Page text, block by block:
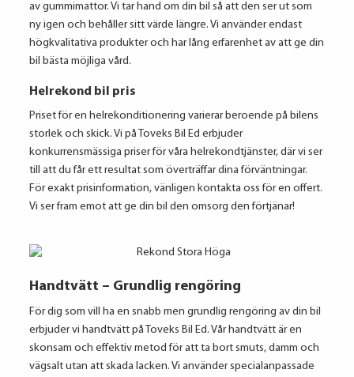
av gummimattor. Vi tar hand om din bil så att den ser ut som
ny igen och behåller sitt värde längre. Vi använder endast
högkvalitativa produkter och har lång erfarenhet av att ge din
bil bästa möjliga vård.
Helrekond bil pris
Priset för en helrekonditionering varierar beroende på bilens
storlek och skick. Vi på Toveks Bil Ed erbjuder
konkurrensmässiga priser för våra helrekondtjänster, där vi ser
till att du får ett resultat som överträffar dina förväntningar.
För exakt prisinformation, vänligen kontakta oss för en offert.
Vi ser fram emot att ge din bil den omsorg den förtjänar!
Handtvätt – Grundlig rengöring
För dig som vill ha en snabb men grundlig rengöring av din bil
erbjuder vi handtvätt på Toveks Bil Ed. Vår handtvätt är en
skonsam och effektiv metod för att ta bort smuts, damm och
vägsalt utan att skada lacken. Vi använder specialanpassade